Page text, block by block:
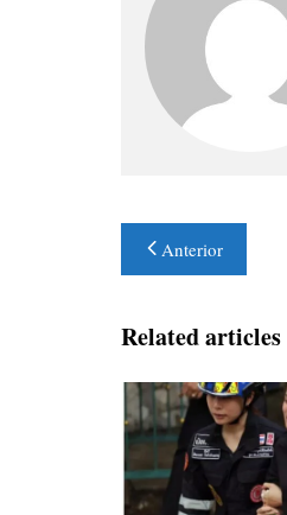
Navegación
de
entradas
Anterior
Related articles